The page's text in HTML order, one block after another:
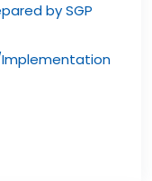
by SGP
Implementation